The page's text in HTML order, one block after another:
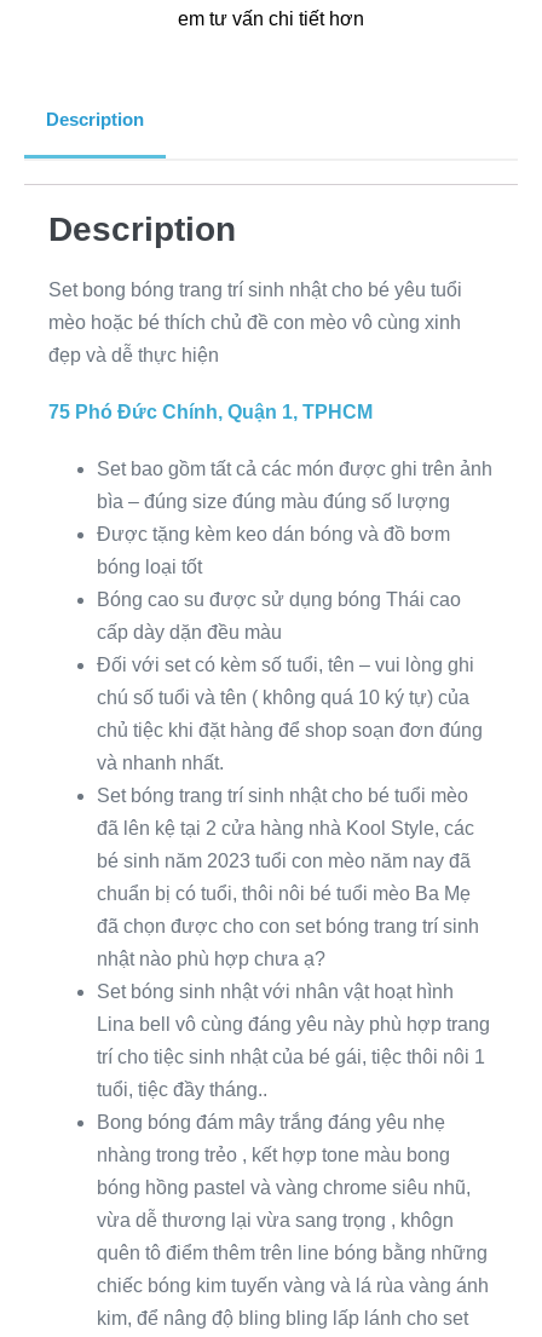
em tư vấn chi tiết hơn
Description
Description
Set bong bóng trang trí sinh nhật cho bé yêu tuổi
mèo hoặc bé thích chủ đề con mèo vô cùng xinh
đẹp và dễ thực hiện
75 Phó Đức Chính, Quận 1, TPHCM
Set bao gồm tất cả các món được ghi trên ảnh
bìa – đúng size đúng màu đúng số lượng
Được tặng kèm keo dán bóng và đồ bơm
bóng loại tốt
Bóng cao su được sử dụng bóng Thái cao
cấp dày dặn đều màu
Đối với set có kèm số tuổi, tên – vui lòng ghi
chú số tuổi và tên ( không quá 10 ký tự) của
chủ tiệc khi đặt hàng để shop soạn đơn đúng
và nhanh nhất.
Set bóng trang trí sinh nhật cho bé tuổi mèo
đã lên kệ tại 2 cửa hàng nhà Kool Style, các
bé sinh năm 2023 tuổi con mèo năm nay đã
chuẩn bị có tuổi, thôi nôi bé tuổi mèo Ba Mẹ
đã chọn được cho con set bóng trang trí sinh
nhật nào phù hợp chưa ạ?
Set bóng sinh nhật với nhân vật hoạt hình
Lina bell vô cùng đáng yêu này phù hợp trang
trí cho tiệc sinh nhật của bé gái, tiệc thôi nôi 1
tuổi, tiệc đầy tháng..
Bong bóng đám mây trắng đáng yêu nhẹ
nhàng trong trẻo , kết hợp tone màu bong
bóng hồng pastel và vàng chrome siêu nhũ,
vừa dễ thương lại vừa sang trọng , khôgn
quên tô điểm thêm trên line bóng bằng những
chiếc bóng kim tuyến vàng và lá rùa vàng ánh
kim, để nâng độ bling bling lấp lánh cho set